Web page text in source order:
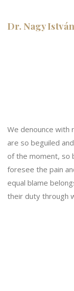
Dr. Nagy
We denounce with
are so beguiled
of the moment, so
foresee the pain
equal blame
their duty through